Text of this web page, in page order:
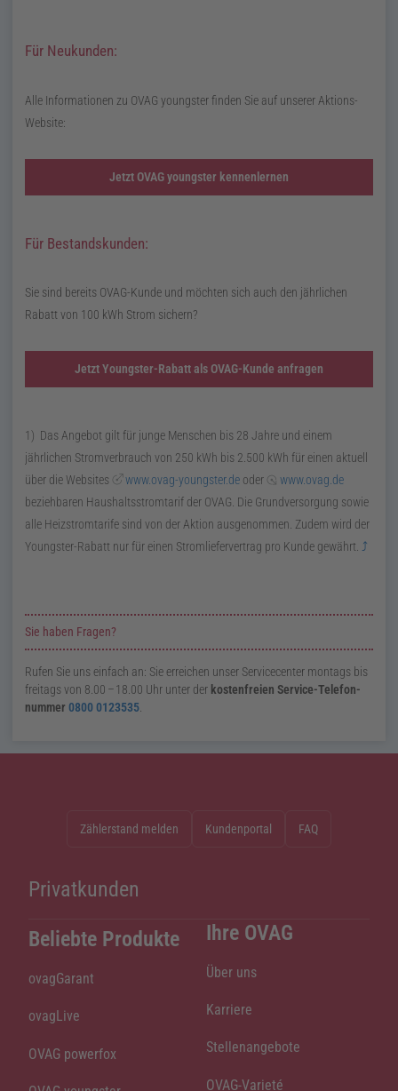
Für Neukunden:
Alle Informationen zu OVAG youngsterfinden Sie auf unserer Aktions-
Website:
Jetzt OVAG youngster kennenlernen
Für Bestandskunden:
Sie sind bereits OVAG-Kunde und möchten sich auch den jährlichen
Rabatt von 100 kWh Strom sichern?
Jetzt Youngster-Rabatt als OVAG-Kunde anfragen
1) Das Angebot gilt für junge Menschen bis 28 Jahre und einem
jährlichen Stromverbrauch von 250 kWh bis 2.500 kWh für einen aktuell
über die Websites
www.ovag-youngster.de oder
www.ovag.de
beziehbaren Haushaltsstromtarif der OVAG. Die Grundversorgung sowie
alle Heizstromtarife sind von der Aktion ausgenommen. Zudem wird der
Youngster-Rabatt nur für einen Stromliefervertrag pro Kunde gewährt. ⤴
Zusatzinformationen zur Seite OVAG youngster
Sie haben Fragen?
Rufen Sie uns einfach an: Sie erreichen unser Service­center montags bis
freitags von 8.00 –18.00 Uhr unter der kosten­freien Service-Telefon­
nummer 0800 0123535
Zählerstand melden Kundenportal FAQ
Privatkunden
Beliebte Produkte
ovagGarant
ovagLive
OVAG powerfox
Ihre OVAG
Über uns
Karriere
Stellenangebote
OVAG-Varieté